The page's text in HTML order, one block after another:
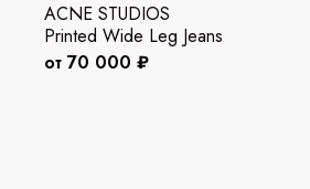
ACNE STUDIOS
Printed Wide Leg Jeans
от 70 000 ₽